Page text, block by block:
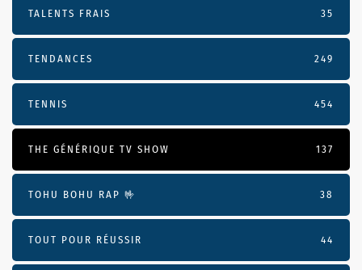
TALENTS FRAIS 35
TENDANCES 249
TENNIS 454
THE GÉNÉRIQUE TV SHOW 137
TOHU BOHU RAP 🤟 38
TOUT POUR RÉUSSIR 44